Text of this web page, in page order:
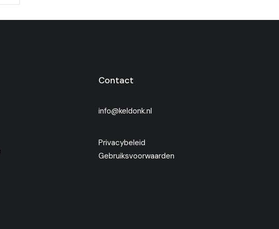
Contact
info@keldonk.nl
Privacybeleid
Gebruiksvoorwaarden